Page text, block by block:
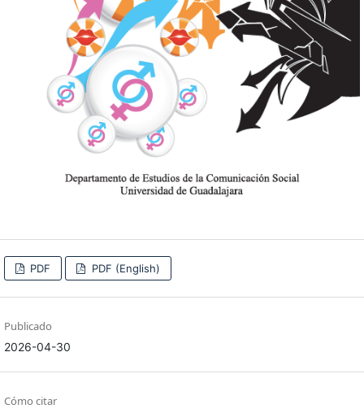
PDF PDF (English)
Publicado
2026-04-30
Cómo citar